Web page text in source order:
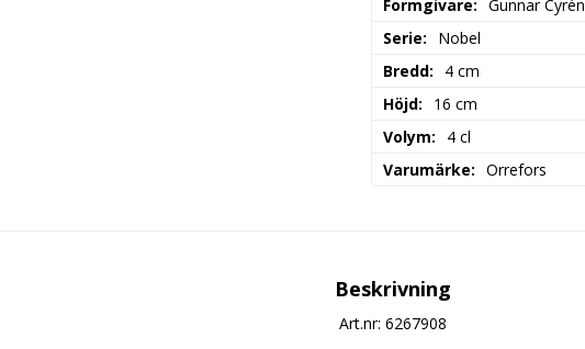
Formgivare
Gunnar Cyrén
Serie
Nobel
Bredd
4 cm
Höjd
16 cm
Volym
4 cl
Varumärke
Orrefors
Beskrivning
Art.nr: 6267908